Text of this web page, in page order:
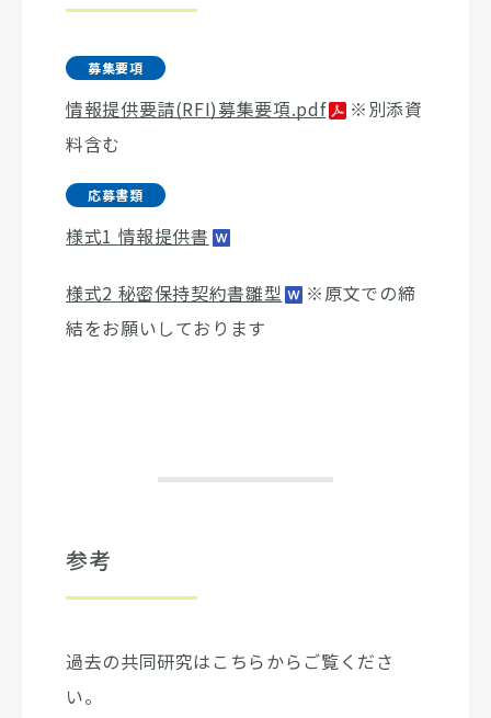
募集要項
情報提供要請(RFI)募集要項.pdf
※別添資
料含む
応募書類
様式1 情報提供書
様式2 秘密保持契約書雛型
※原文での締
結をお願いしております
参考
過去の共同研究はこちらからご覧くださ
い。